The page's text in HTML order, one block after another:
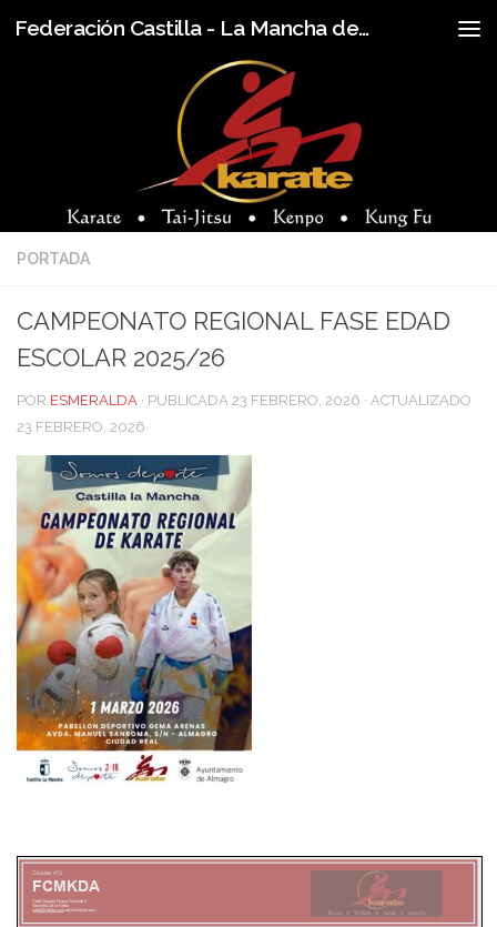
Skip to content Federación Castilla - La Mancha de Karate y Disciplinas Aplicadas
PORTADA
CAMPEONATO REGIONAL FASE EDAD
ESCOLAR 2025/26
POR ESMERALDA · PUBLICADA 23 FEBRERO, 2026 · ACTUALIZADO
23 FEBRERO, 2026